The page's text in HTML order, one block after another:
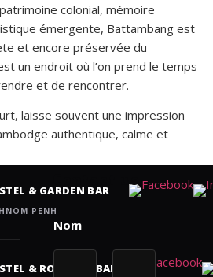
colonial, mémoire
émergente, Battambang est
et encore préservée du
un endroit où l’on prend le temps
et de rencontrer.
laisse souvent une impression
authentique, calme et
& GARDEN BAR
PENH
& ROOFTOP BAR
Contact us